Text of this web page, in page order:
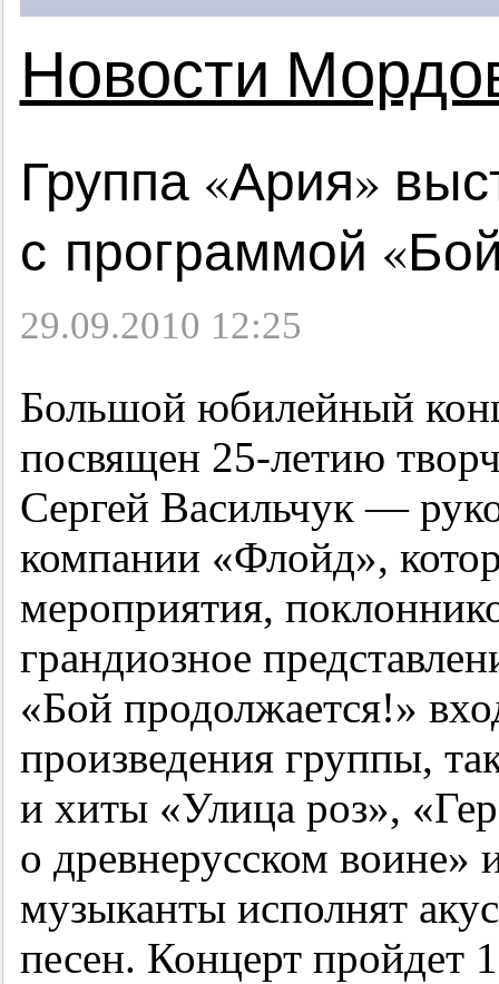
Новости
Группа «Ария»
с программой
29.09.2010 12:25
Большой юбилейный
посвящен 25-летию
Сергей Васильчук —
компании «Флойд»,
мероприятия,
грандиозное
«Бой продолжается!»
произведения группы,
и хиты «Улица роз»,
о древнерусском воине»
музыканты исполнят
песен. Концерт пройдет